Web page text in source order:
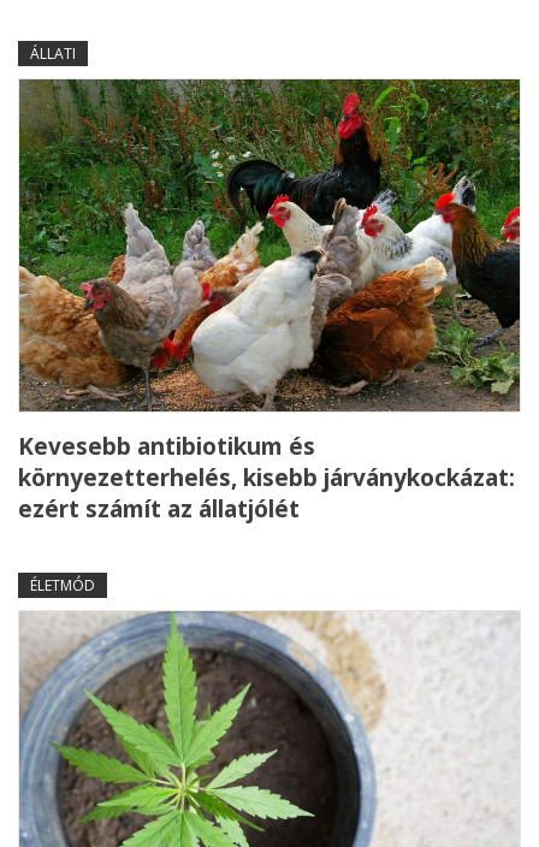
ÁLLATI
Kevesebb antibiotikum és
környezetterhelés, kisebb járványkockázat:
ezért számít az állatjólét
ÉLETMÓD